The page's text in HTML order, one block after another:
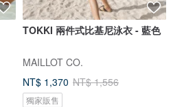
TOKKI 兩件式比基尼泳衣 - 藍色
MAILLOT CO.
NT$ 1,370 NT$ 1,556
獨家販售